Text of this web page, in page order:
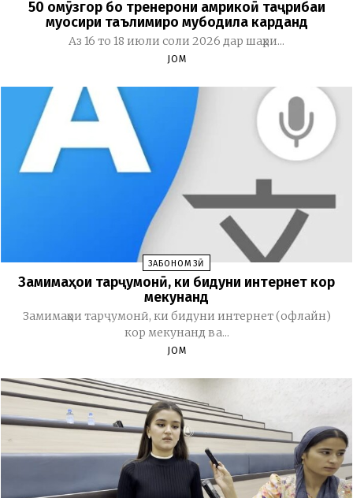
50 омӯзгор бо тренерони амрикоӣ таҷрибаи
муосири таълимиро мубодила карданд
Аз 16 то 18 июли соли 2026 дар шаҳри...
JOM
ЗАБОНОМӮЗӢ
Замимаҳои тарҷумонӣ, ки бидуни интернет кор
мекунанд
Замимаҳои тарҷумонӣ, ки бидуни интернет (офлайн)
кор мекунанд ва...
JOM